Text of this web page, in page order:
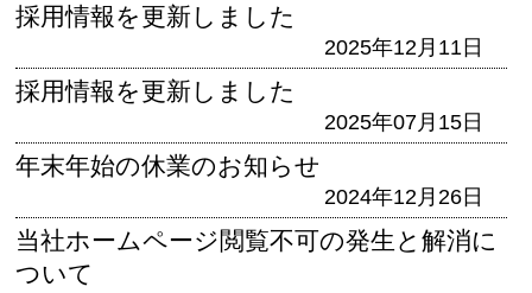
採用情報を更新しました
2025年12月11日
採用情報を更新しました
2025年07月15日
年末年始の休業のお知らせ
2024年12月26日
当社ホームページ閲覧不可の発生と解消に
ついて